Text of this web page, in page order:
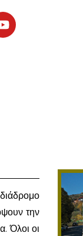
την
Όλοι οι